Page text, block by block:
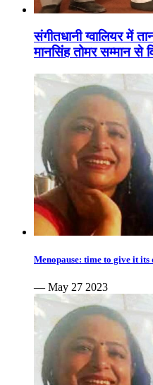
संगीतधानी ग्वालियर में
मानसिंह तोमर सम्मान से
Menopause: time to give it its
— May 27 2023